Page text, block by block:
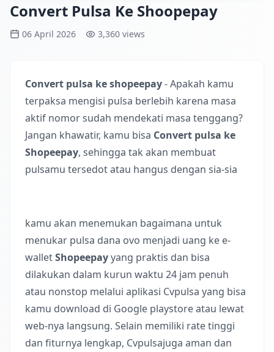
Convert Pulsa Ke Shoopepay
06 April 2026 3,360 views
Convert pulsa ke shopeepay- Apakah kamu
terpaksa mengisi pulsa berlebih karena masa
aktif nomor sudah mendekati masa tenggang?
Jangan khawatir, kamu bisa Convert pulsa ke
Shopeepay, sehingga tak akan membuat
pulsamu tersedot atau hangus dengan sia-sia
kamu akan menemukan bagaimana untuk
menukar pulsa dana ovo menjadi uang ke e-
walletShopeepayyang praktis dan bisa
dilakukan dalam kurun waktu 24 jam penuh
atau nonstop melalui aplikasi Cvpulsa yang bisa
kamu download di Google playstore atau lewat
web-nya langsung. Selain memiliki rate tinggi
dan fiturnya lengkap, Cvpulsajuga aman dan